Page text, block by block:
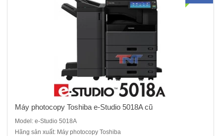
Máy photocopy Toshiba e-Studio 5018A cũ
Model: e-Studio 5018A
Hãng sản xuất: Máy photocopy Toshiba